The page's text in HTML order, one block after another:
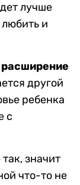
лучше
любить и
другой
ребенка
с
значит
что-то не